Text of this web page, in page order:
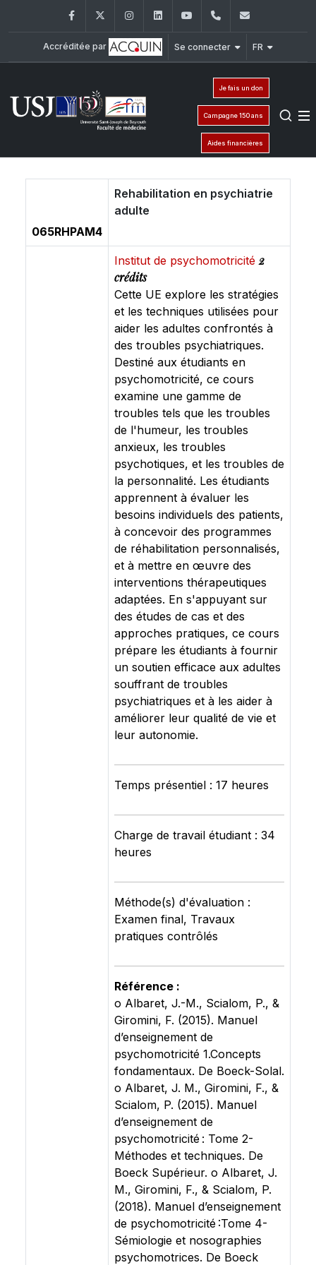
FacebookTwitter InstagramLinkedInYouTube+961 (1) 421 235
Accréditée par Se connecter FR
Je fais un don
Campagne 150 ans
Aides financières
065RHPAM4
Rehabilitation en psychiatrie
adulte
Institut de psychomotricité2
crédits
Cette UE explore les stratégies
et les techniques utilisées pour
aider les adultes confrontés à
des troubles psychiatriques.
Destiné aux étudiants en
psychomotricité, ce cours
examine une gamme de
troubles tels que les troubles
de l'humeur, les troubles
anxieux, les troubles
psychotiques, et les troubles de
la personnalité. Les étudiants
apprennent à évaluer les
besoins individuels des patients,
à concevoir des programmes
de réhabilitation personnalisés,
et à mettre en œuvre des
interventions thérapeutiques
adaptées. En s'appuyant sur
des études de cas et des
approches pratiques, ce cours
prépare les étudiants à fournir
un soutien efficace aux adultes
souffrant de troubles
psychiatriques et à les aider à
améliorer leur qualité de vie et
leur autonomie.
Temps présentiel : 17 heures
Charge de travail étudiant : 34
heures
Méthode(s) d'évaluation :
Examen final, Travaux
pratiques contrôlés
Référence :
o Albaret, J.-M., Scialom, P., &
Giromini, F. (2015). Manuel
d’enseignement de
psychomotricité 1.Concepts
fondamentaux. De Boeck-Solal.
o Albaret, J. M., Giromini, F., &
Scialom, P. (2015). Manuel
d’enseignement de
psychomotricité : Tome 2-
Méthodes et techniques. De
Boeck Supérieur. o Albaret, J.
M., Giromini, F., & Scialom, P.
(2018). Manuel d’enseignement
de psychomotricité :Tome 4-
Sémiologie et nosographies
psychomotrices. De Boeck